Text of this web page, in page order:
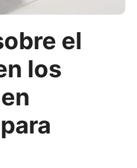
el
los